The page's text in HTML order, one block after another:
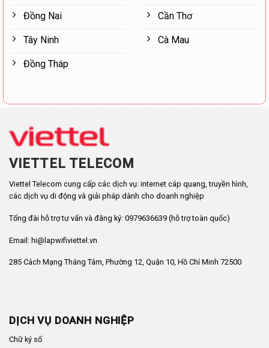
Đồng Nai
Tây Ninh
Đồng Tháp
Cần Thơ
Cà Mau
VIETTEL TELECOM
Viettel Telecom cung cấp các dịch vụ: internet cáp quang, truyền hình,
các dịch vụ di động và giải pháp dành cho doanh nghiệp
Tổng đài hỗ trợ tư vấn và đăng ký: 0979636639 (hỗ trợ toàn quốc)
Email: hi@lapwifiviettel.vn
285 Cách Mạng Tháng Tám, Phường 12, Quận 10, Hồ Chí Minh 72500
DỊCH VỤ DOANH NGHIỆP
Chữ ký số